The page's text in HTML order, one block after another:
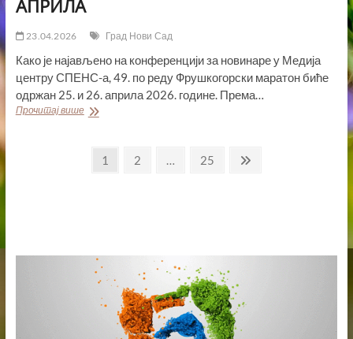
АПРИЛА
23.04.2026 Град Нови Сад
Како је најављено на конференцији за новинаре у Медија
центру СПЕНС-а, 49. по реду Фрушкогорски маратон биће
одржан 25. и 26. априла 2026. године. Према…
Прочитај вишеФРУШКОГОРСКИ
РЕДУ
Пагинација
Page
1 Page
2 … Page
25
Next